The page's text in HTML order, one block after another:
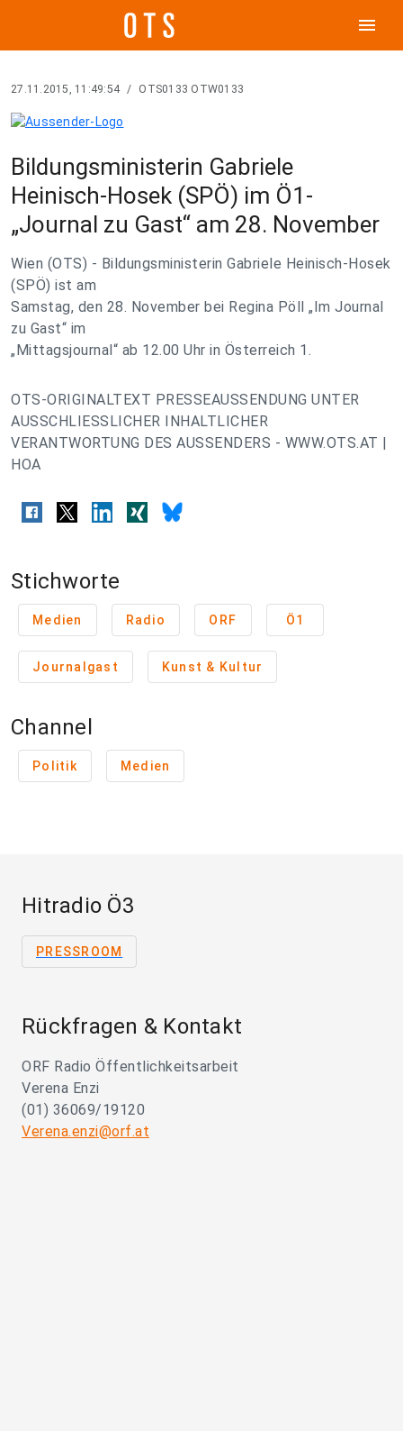
menu
27.11.2015, 11:49:54 / OTS0133 OTW0133
Bildungsministerin Gabriele
Heinisch-Hosek (SPÖ) im Ö1-
„Journal zu Gast“ am 28. November
Wien (OTS) - Bildungsministerin Gabriele Heinisch-Hosek
(SPÖ) ist am
Samstag, den 28. November bei Regina Pöll „Im Journal
zu Gast“ im
„Mittagsjournal“ ab 12.00 Uhr in Österreich 1.
OTS-ORIGINALTEXT PRESSEAUSSENDUNG UNTER
AUSSCHLIESSLICHER INHALTLICHER
VERANTWORTUNG DES AUSSENDERS - WWW.OTS.AT |
HOA
Stichworte
Medien Radio ORF Ö1
Journalgast Kunst & Kultur
Channel
Politik Medien
Hitradio Ö3
PRESSROOM
Rückfragen & Kontakt
ORF Radio Öffentlichkeitsarbeit
Verena Enzi
(01) 36069/19120
Verena.enzi@orf.at